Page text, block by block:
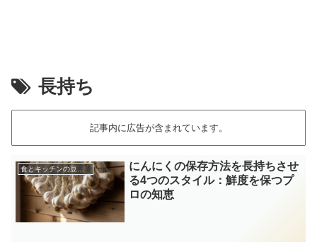
長持ち
記事内に広告が含まれています。
食とキッチンの豆知識
にんにくの保存方法を長持ちさせ
る4つのスタイル：鮮度を保つプ
ロの知恵